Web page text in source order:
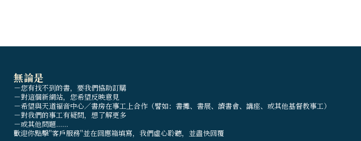
無論是
－您有找不到的書，要我們協助訂購
－對這個新網站，您希望反映意見
－希望與天道福音中心／書房在事工上合作（譬如：書攤、書展、讀書會、講座、或其他基督教事工）
－對我們的事工有疑問，想了解更多
－或其他問題......
歡迎你點擊"客戶服務"並在回應箱填寫，我們虛心聆聽，並盡快回覆